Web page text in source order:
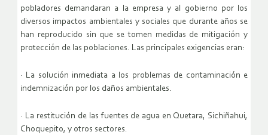
pobladores demandaran a la empresa y al gobierno por los
diversos impactos ambientales y sociales que durante años se
han reproducido sin que se tomen medidas de mitigación y
protección de las poblaciones. Las principales exigencias eran:
· La solución inmediata a los problemas de contaminación e
indemnización por los daños ambientales.
· La restitución de las fuentes de agua en Quetara, Sichiñahui,
Choquepito, y otros sectores.